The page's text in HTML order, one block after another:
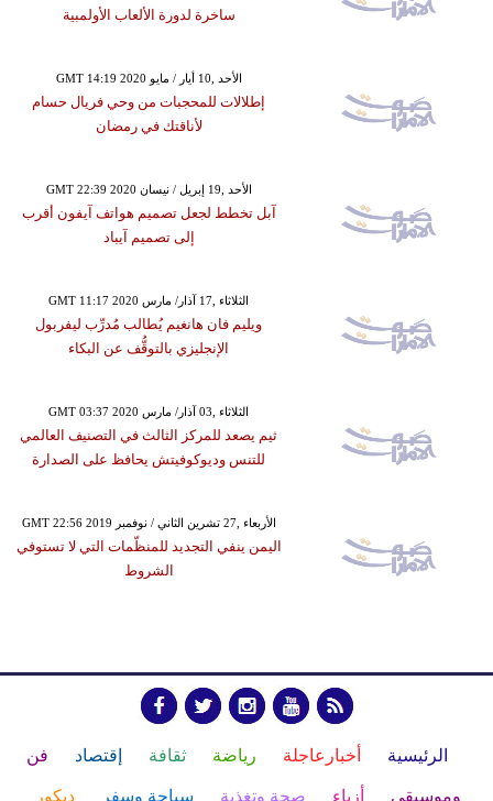
ساخرة لدورة الألعاب الأولمبية
GMT 14:19 2020 الأحد ,10 أيار / مايو
إطلالات للمحجبات من وحي فريال حسام
لأناقتك في رمضان
GMT 22:39 2020 الأحد ,19 إبريل / نيسان
آبل تخطط لجعل تصميم هواتف آيفون أقرب
إلى تصميم آيباد
GMT 11:17 2020 الثلاثاء ,17 آذار/ مارس
ويليم فان هانغيم يُطالب مُدرِّب ليفربول
الإنجليزي بالتوقُّف عن البكاء
GMT 03:37 2020 الثلاثاء ,03 آذار/ مارس
ثيم يصعد للمركز الثالث في التصنيف العالمي
للتنس وديوكوفيتش يحافظ على الصدارة
GMT 22:56 2019 الأربعاء ,27 تشرين الثاني / نوفمبر
اليمن ينفي التجديد للمنظّمات التي لا تستوفي
الشروط
الرئيسية أخبارعاجلة رياضة ثقافة إقتصاد فن
وموسيقى أزياء صحة وتغذية سياحة وسفر ديكور